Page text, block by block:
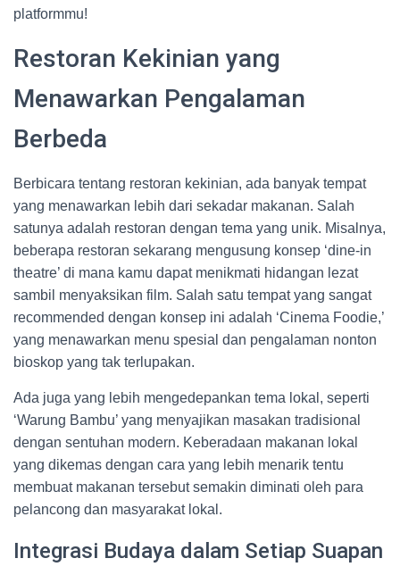
platformmu!
Restoran Kekinian yang
Menawarkan Pengalaman
Berbeda
Berbicara tentang restoran kekinian, ada banyak tempat
yang menawarkan lebih dari sekadar makanan. Salah
satunya adalah restoran dengan tema yang unik. Misalnya,
beberapa restoran sekarang mengusung konsep ‘dine-in
theatre’ di mana kamu dapat menikmati hidangan lezat
sambil menyaksikan film. Salah satu tempat yang sangat
recommended dengan konsep ini adalah ‘Cinema Foodie,’
yang menawarkan menu spesial dan pengalaman nonton
bioskop yang tak terlupakan.
Ada juga yang lebih mengedepankan tema lokal, seperti
‘Warung Bambu’ yang menyajikan masakan tradisional
dengan sentuhan modern. Keberadaan makanan lokal
yang dikemas dengan cara yang lebih menarik tentu
membuat makanan tersebut semakin diminati oleh para
pelancong dan masyarakat lokal.
Integrasi Budaya dalam Setiap Suapan